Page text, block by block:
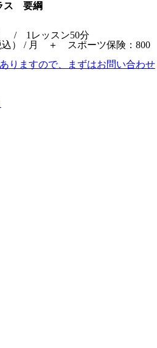
ス 要綱
/ 1レッスン50分
込） / 月 ＋ スポーツ保険：800
りますので、まずはお問い合わせ